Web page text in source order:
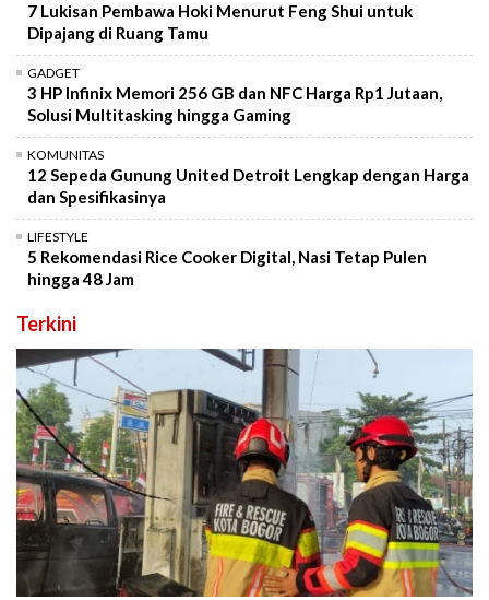
7 Lukisan Pembawa Hoki Menurut Feng Shui untuk
Dipajang di Ruang Tamu
GADGET
3 HP Infinix Memori 256 GB dan NFC Harga Rp1 Jutaan,
Solusi Multitasking hingga Gaming
KOMUNITAS
12 Sepeda Gunung United Detroit Lengkap dengan Harga
dan Spesifikasinya
LIFESTYLE
5 Rekomendasi Rice Cooker Digital, Nasi Tetap Pulen
hingga 48 Jam
Terkini